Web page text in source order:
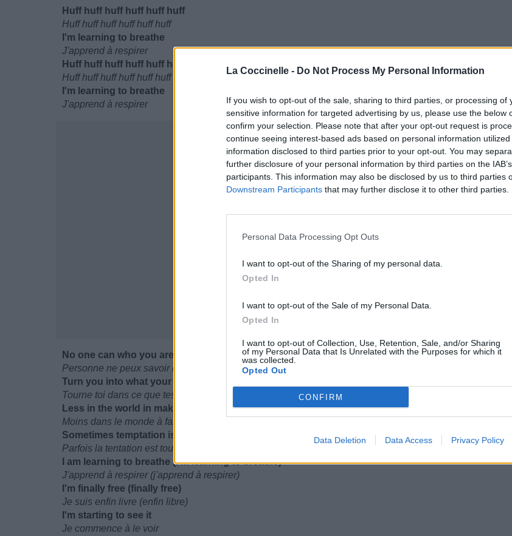
La Coccinelle - Do Not Process My Personal Information
If you wish to opt-out of the sale, sharing to third parties, or processing of
sensitive information for targeted advertising by us, please use the below
confirm your selection. Please note that after your opt-out request is
continue seeing interest-based ads based on personal information
information disclosed to third parties prior to your opt-out. You may
further disclosure of your personal information by third parties on the
participants. This information may also be disclosed by us to third parties
Downstream Participants that may further disclose it to other third parties.
Personal Data Processing Opt Outs
I want to opt-out of the Sharing of my personal data.
Opted In
I want to opt-out of the Sale of my Personal Data.
Opted In
I want to opt-out of Collection, Use, Retention, Sale, and/or Sharing
of my Personal Data that Is Unrelated with the Purposes for which it
was collected.
Opted Out
CONFIRM
Data Deletion Data Access Privacy Policy
Huff huff huff huff huff huff
Huff huff huff huff huff huff
I'm learning to breathe
J'apprend à respirer
Huff huff huff huff huff huff
Huff huff huff huff huff huff
I'm learning to breathe
J'apprend à respirer
No one can who you are
Personne ne peux savoir qui tu es
Turn you into what your not (into what your not)
Tourne toi dans ce que tes pas (dans ce que tes pas)
Less in the world in make believe
Moins dans le monde à faire croire
Sometimes temptation is all you got
Parfois la tentation est tout ce que t'as (tout ce que t'as)
I am learning to breathe (I'm learning to breathe)
J'apprend à respirer (j'apprend à respirer)
I'm finally free (finally free)
Je suis enfin livre (enfin libre)
I'm starting to see it
Je commence à le voir